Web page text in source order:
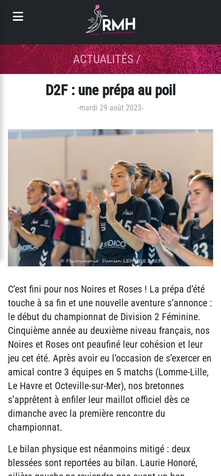
ACTUALITÉS/
D2F : une prépa au poil
-mardi 29 août 2023-
C’est fini pour nos Noires et Roses ! La prépa d’été
touche à sa fin et une nouvelle aventure s’annonce :
le début du championnat de Division 2 Féminine.
Cinquième année au deuxième niveau français, nos
Noires et Roses ont peaufiné leur cohésion et leur
jeu cet été. Après avoir eu l’occasion de s’exercer en
amical contre 3 équipes en 5 matchs (Lomme-Lille,
Le Havre et Octeville-sur-Mer), nos bretonnes
s’apprêtent à enfiler leur maillot officiel dès ce
dimanche avec la première rencontre du
championnat.
Le bilan physique est néanmoins mitigé : deux
blessées sont reportées au bilan. Laurie Honoré,
Panneau de gestion des cookies